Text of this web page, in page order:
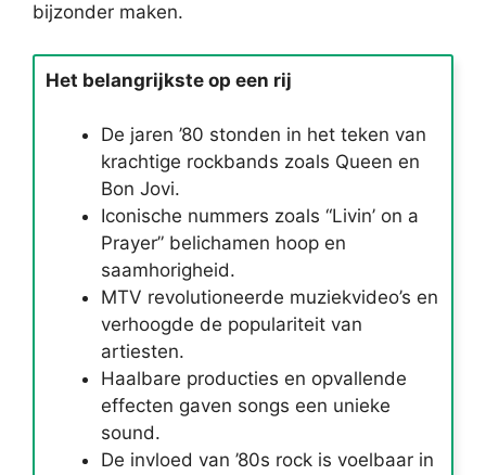
bijzonder maken.
Het belangrijkste op een rij
De jaren ’80 stonden in het teken van
krachtige rockbands zoals Queen en
Bon Jovi.
Iconische nummers zoals “Livin’ on a
Prayer” belichamen hoop en
saamhorigheid.
MTV revolutioneerde muziekvideo’s en
verhoogde de populariteit van
artiesten.
Haalbare producties en opvallende
effecten gaven songs een unieke
sound.
De invloed van ’80s rock is voelbaar in